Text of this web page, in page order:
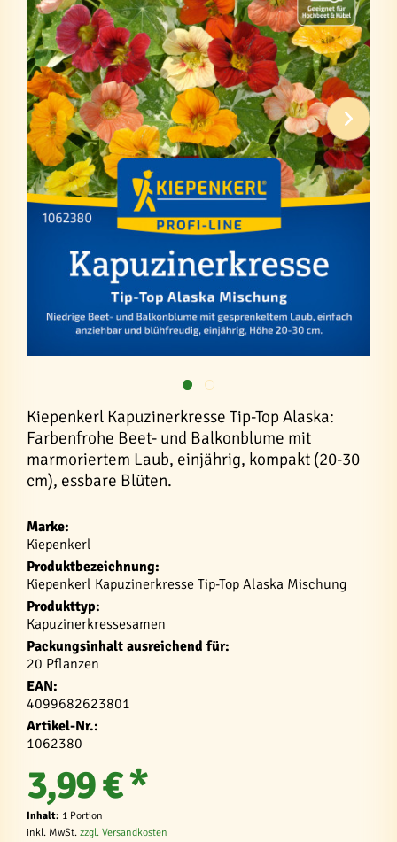
Kiepenkerl Kapuzinerkresse Tip-Top Alaska:
Farbenfrohe Beet- und Balkonblume mit
marmoriertem Laub, einjährig, kompakt (20-30
cm), essbare Blüten.
Marke:
Kiepenkerl
Produktbezeichnung:
Kiepenkerl Kapuzinerkresse Tip-Top Alaska Mischung
Produkttyp:
Kapuzinerkressesamen
Packungsinhalt ausreichend für:
20 Pflanzen
EAN:
4099682623801
Artikel-Nr.:
1062380
3,99 € *
Inhalt: 1 Portion
inkl. MwSt. zzgl. Versandkosten